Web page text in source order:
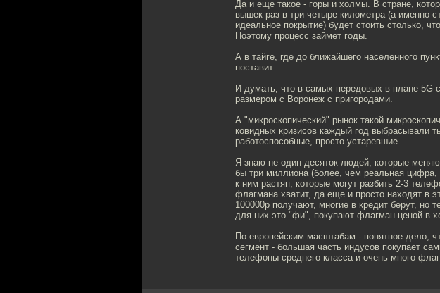
Да и еще такое - горы и холмы. В стране,
вышек раз в три-четыре километра (а именно
идеальное покрытие) будет стоить столько,
Поэтому процесс займет годы.
А в тайге, где до ближайшего населенного
поставит.
И думать, что в самых передовых в плане 5G
размером с Воронеж с пригородами.
А "микроскопический" рынок такой
ковидных кризисов каждый год выбрасывали
работоспособные, просто устаревшие.
Я знаю не один десяток людей, которые
бы три миллиона (более, чем реальная
к ним растяп, которые могут разбить 2-3
флагмана хватит, да еще и просто находят в
100000р получают, многие в кредит берут, но
для них это "фи", покупают флагман ценой в
По европейским масштабам - понятное дело,
сегмент - большая часть индусов покупает
телефоны среднего класса и очень много